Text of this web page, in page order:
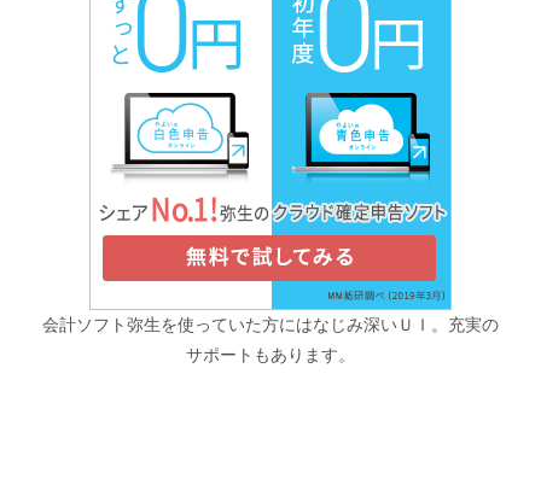
会計ソフト弥生を使っていた方にはなじみ深いＵＩ。充実の
サポートもあります。